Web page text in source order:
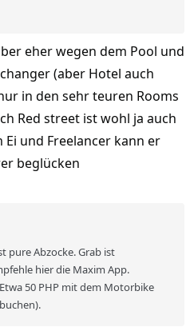
eher wegen dem Pool und
(aber Hotel auch
in den sehr teuren Rooms
Red street ist wohl ja auch
und Freelancer kann er
beglücken
pure Abzocke. Grab ist
hier die Maxim App.
50 PHP mit dem Motorbike